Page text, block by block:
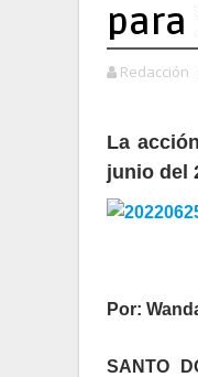
para
Redacción
La
junio del
Por:
SANTO